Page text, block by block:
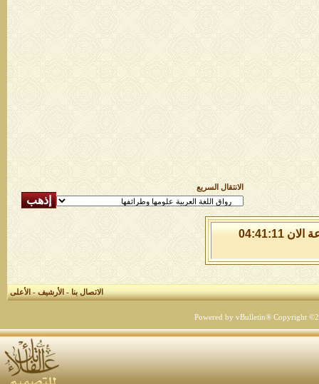
الانتقال السريع
الجمعة 7 من اغسطس 2026 , الساعة الان 04:41:11
الاتصال بنا-الأرشيف-الأعلى
Powered by vBulletin® Copyright